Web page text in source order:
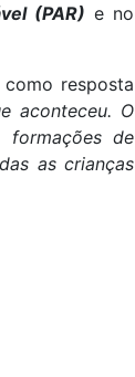
(PAR) e no
resposta
aconteceu. O
formações de
as crianças